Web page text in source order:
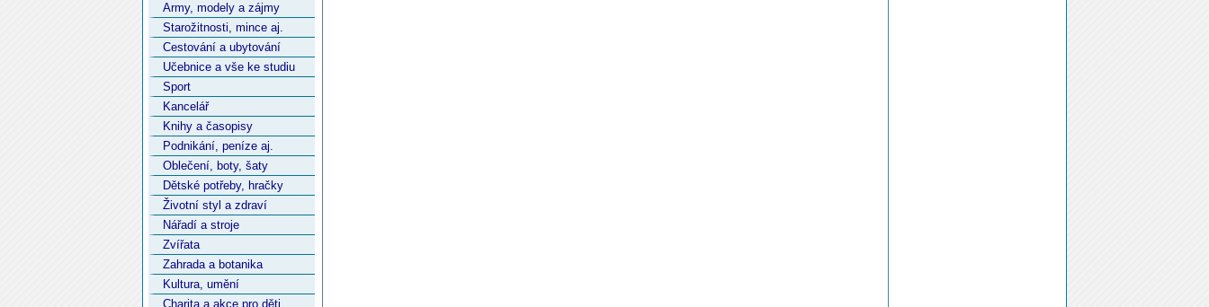
Army, modely a zájmy
Starožitnosti, mince aj.
Cestování a ubytování
Učebnice a vše ke studiu
Sport
Kancelář
Knihy a časopisy
Podnikání, peníze aj.
Oblečení, boty, šaty
Dětské potřeby, hračky
Životní styl a zdraví
Nářadí a stroje
Zvířata
Zahrada a botanika
Kultura, umění
Charita a akce pro děti